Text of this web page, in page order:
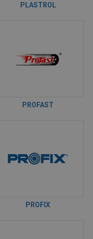
PLASTROL
PROFAST
PROFIX